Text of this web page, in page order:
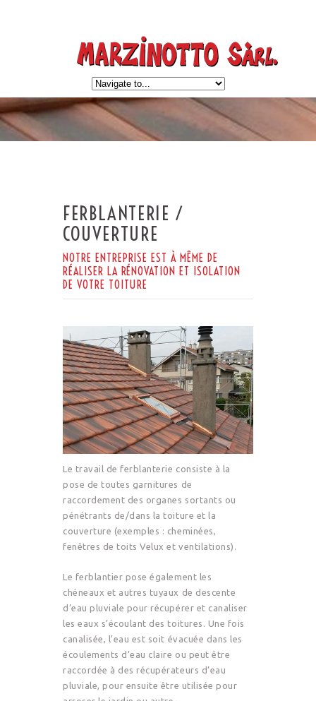
FERBLANTERIE /
COUVERTURE
NOTRE ENTREPRISE EST À MÊME DE
RÉALISER LA RÉNOVATION ET ISOLATION
DE VOTRE TOITURE
Le travail de ferblanterie consiste à la
pose de toutes garnitures de
raccordement des organes sortants ou
pénétrants de/dans la toiture et la
couverture (exemples : cheminées,
fenêtres de toits Velux et ventilations).
Le ferblantier pose également les
chéneaux et autres tuyaux de descente
d’eau pluviale pour récupérer et canaliser
les eaux s’écoulant des toitures. Une fois
canalisée, l’eau est soit évacuée dans les
écoulements d’eau claire ou peut être
raccordée à des récupérateurs d’eau
pluviale, pour ensuite être utilisée pour